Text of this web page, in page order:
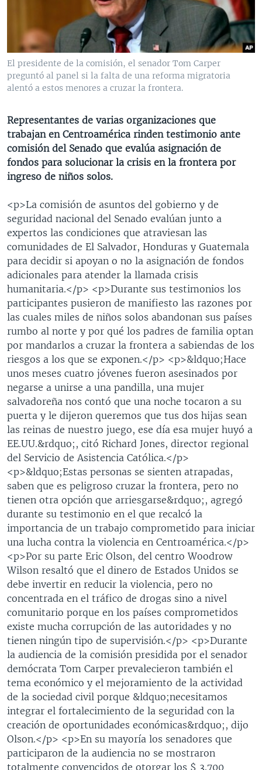
BRASIL
ENTRETENIMIENTO Y CULTURA
TECNOLOGÍA
DEPORTES
VIDEOS
FOTOGRAFÍA
AUDIOS
PROGRAMAS TV
EL MUNDO AL DÍA
FORO INTERAMERICANO
LAS CLAVES
PANORAMA
RADIO
AVANCE INFORMATIVO
BUENOS DÍAS AMÉRICA
ESTADOS UNIDOS AL DÍA
EL MUNDO AL DÍA [RADIO]
FORO [RADIO]
DEPORTIVO INTERNACIONAL
NOTA ECONÓMICA
ENTRETENIMIENTO
DIRECT
Learning English
SÍGANOS
Idiomas
El presidente de la comisión, el senador Tom Carper
preguntó al panel si la falta de una reforma migratoria
alentó a estos menores a cruzar la frontera.
Representantes de varias organizaciones que
trabajan en Centroamérica rinden testimonio ante
comisión del Senado que evalúa asignación de
fondos para solucionar la crisis en la frontera por
ingreso de niños solos.
<p>La comisión de asuntos del gobierno y de
seguridad nacional del Senado evalúan junto a
expertos las condiciones que atraviesan las
comunidades de El Salvador, Honduras y Guatemala
para decidir si apoyan o no la asignación de fondos
adicionales para atender la llamada crisis
humanitaria.</p> <p>Durante sus testimonios los
participantes pusieron de manifiesto las razones por
las cuales miles de niños solos abandonan sus países
rumbo al norte y por qué los padres de familia optan
por mandarlos a cruzar la frontera a sabiendas de los
riesgos a los que se exponen.</p> <p>&ldquo;Hace
unos meses cuatro jóvenes fueron asesinados por
negarse a unirse a una pandilla, una mujer
salvadoreña nos contó que una noche tocaron a su
puerta y le dijeron queremos que tus dos hijas sean
las reinas de nuestro juego, ese día esa mujer huyó a
EE.UU.&rdquo;, citó Richard Jones, director regional
del Servicio de Asistencia Católica.</p>
<p>&ldquo;Estas personas se sienten atrapadas,
saben que es peligroso cruzar la frontera, pero no
tienen otra opción que arriesgarse&rdquo;, agregó
durante su testimonio en el que recalcó la
importancia de un trabajo comprometido para iniciar
una lucha contra la violencia en Centroamérica.</p>
<p>Por su parte Eric Olson, del centro Woodrow
Wilson resaltó que el dinero de Estados Unidos se
debe invertir en reducir la violencia, pero no
concentrada en el tráfico de drogas sino a nivel
comunitario porque en los países comprometidos
existe mucha corrupción de las autoridades y no
tienen ningún tipo de supervisión.</p> <p>Durante
la audiencia de la comisión presidida por el senador
demócrata Tom Carper prevalecieron también el
tema económico y el mejoramiento de la actividad
de la sociedad civil porque &ldquo;necesitamos
integrar el fortalecimiento de la seguridad con la
creación de oportunidades económicas&rdquo;, dijo
Olson.</p> <p>En su mayoría los senadores que
participaron de la audiencia no se mostraron
totalmente convencidos de otorgar los $ 3.700